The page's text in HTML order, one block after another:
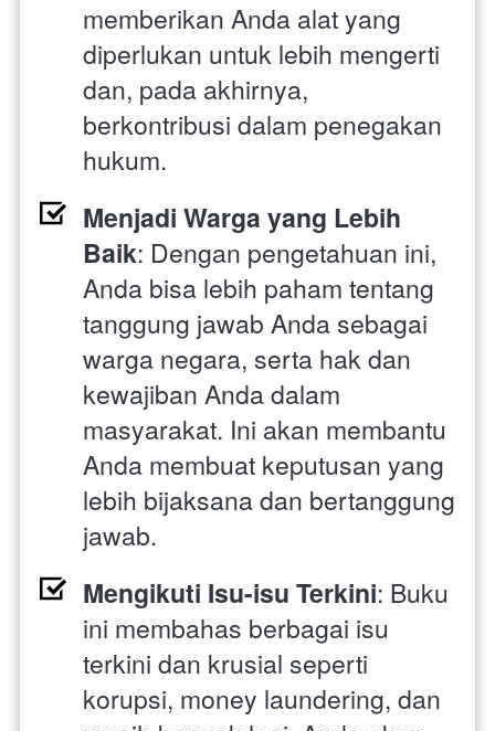
memberikan Anda alat yang
diperlukan untuk lebih mengerti
dan, pada akhirnya,
berkontribusi dalam penegakan
hukum.
Menjadi Warga yang Lebih
Baik: Dengan pengetahuan ini,
Anda bisa lebih paham tentang
tanggung jawab Anda sebagai
warga negara, serta hak dan
kewajiban Anda dalam
masyarakat. Ini akan membantu
Anda membuat keputusan yang
lebih bijaksana dan bertanggung
jawab.
Mengikuti Isu-isu Terkini: Buku
ini membahas berbagai isu
terkini dan krusial seperti
korupsi, money laundering, dan